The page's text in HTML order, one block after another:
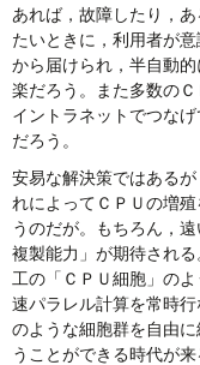
あれば，故障したり，
たいときに，利用者が
から届けられ，半自動
楽だろう。また多数の
イントラネットでつな
だろう。
安易な解決策ではある
れによってＣＰＵの増
うのだが。もちろん，
複製能力」が期待され
工の「ＣＰＵ細胞」の
速パラレル計算を常時
のような細胞群を自由
うことができる時代が来